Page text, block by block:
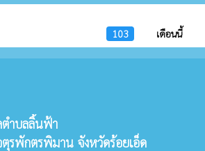
103 เดือนนี้
ตำบลลิ้นฟ้า
ตุรพักตรพิมาน จังหวัดร้อยเอ็ด